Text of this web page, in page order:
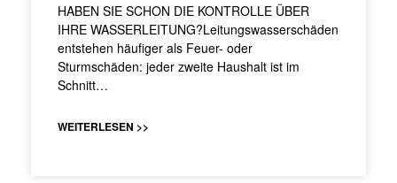
HABEN SIE SCHON DIE KONTROLLE ÜBER
IHRE WASSERLEITUNG?Leitungswasserschäden
entstehen häufiger als Feuer- oder
Sturmschäden: jeder zweite Haushalt ist im
Schnitt…
WEITERLESEN >>